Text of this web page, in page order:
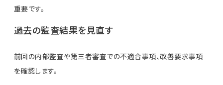
重要です。
過去の監査結果を見直す
前回の内部監査や第三者審査での不適合事項、改善要求事項
を確認します。